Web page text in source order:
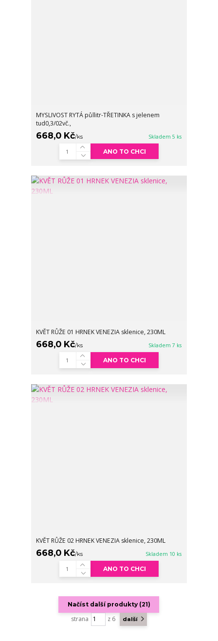
MYSLIVOST RYTÁ půllitr-TŘETINKA s jelenem
tud0,3/02vč.,
668,0 Kč/ks Skladem 5 ks
ANO TO CHCI
KVĚT RŮŽE 01 HRNEK VENEZIA sklenice, 230ML
668,0 Kč/ks Skladem 7 ks
ANO TO CHCI
KVĚT RŮŽE 02 HRNEK VENEZIA sklenice, 230ML
668,0 Kč/ks Skladem 10 ks
ANO TO CHCI
Načíst další produkty (21)
strana z 6 další